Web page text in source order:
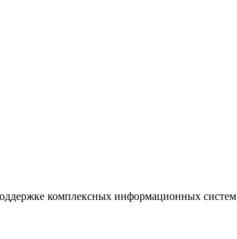
комплексных информационных систем